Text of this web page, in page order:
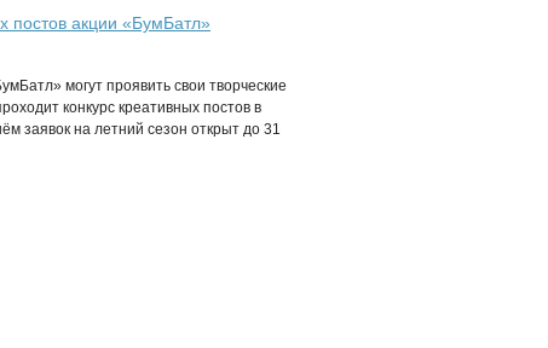
постов акции «БумБатл»
могут проявить свои творческие
конкурс креативных постов в
заявок на летний сезон открыт до 31